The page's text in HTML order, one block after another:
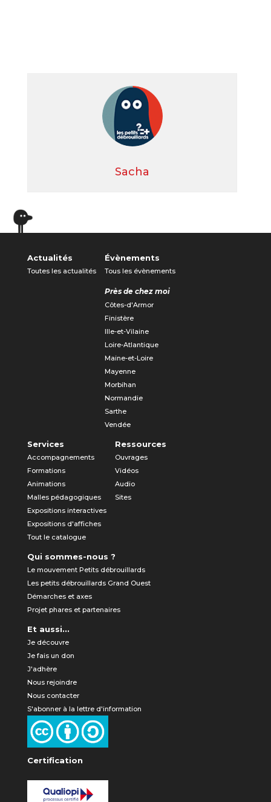
Sacha
Actualités
Toutes les actualités
Évènements
Tous les évènements
Près de chez moi
Côtes-d'Armor
Finistère
Ille-et-Vilaine
Loire-Atlantique
Maine-et-Loire
Mayenne
Morbihan
Normandie
Sarthe
Vendée
Services
Accompagnements
Formations
Animations
Malles pédagogiques
Expositions interactives
Expositions d'affiches
Tout le catalogue
Ressources
Ouvrages
Vidéos
Audio
Sites
Qui sommes-nous ?
Le mouvement Petits débrouillards
Les petits débrouillards Grand Ouest
Démarches et axes
Projet phares et partenaires
Et aussi...
Je découvre
Je fais un don
J'adhère
Nous rejoindre
Nous contacter
S'abonner à la lettre d'information
Certification